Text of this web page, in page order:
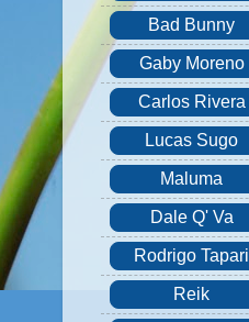
Bad Bunny
Gaby Moreno
Carlos Rivera
Lucas Sugo
Maluma
Dale Q' Va
Rodrigo Tapari
Reik